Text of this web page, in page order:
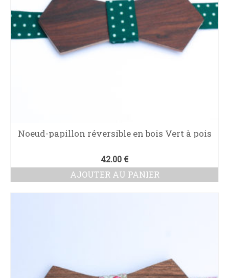
Noeud-papillon réversible en bois Vert à pois
42.00 €
AJOUTER AU PANIER